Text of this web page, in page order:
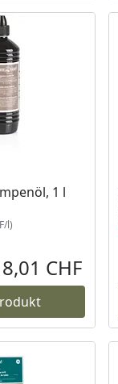
1 l
l)
8,01 CHF